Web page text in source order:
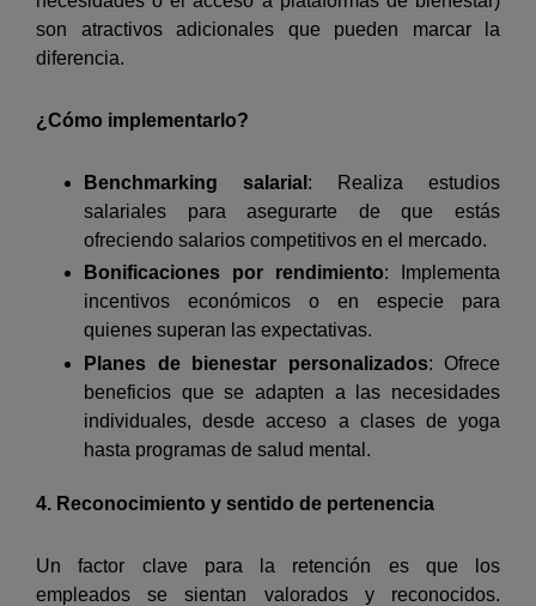
son atractivos adicionales que pueden marcar la
diferencia.
¿Cómo implementarlo?
Benchmarking salarial : Realiza estudios
salariales para asegurarte de que estás
ofreciendo salarios competitivos en el mercado.
Bonificaciones por rendimiento: Implementa
incentivos económicos o en especie para
quienes superan las expectativas.
Planes de bienestar personalizados: Ofrece
beneficios que se adapten a las necesidades
individuales, desde acceso a clases de yoga
hasta programas de salud mental.
4. Reconocimiento y sentido de pertenencia
Un factor clave para la retención es que los
empleados se sientan valorados y reconocidos.